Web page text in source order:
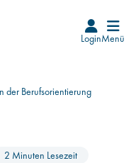
LoginMenü
der Berufsorientierung
2 Minuten Lesezeit